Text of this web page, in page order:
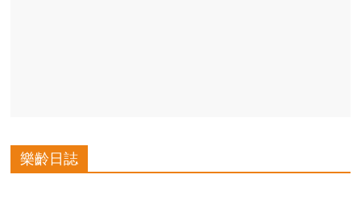
樂齡日誌